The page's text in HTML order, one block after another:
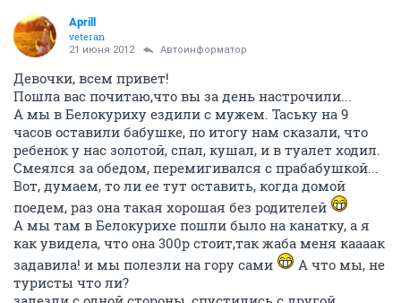
Aprill
veteran
21 июня 2012 Автоинформатор
Девочки, всем привет!
Пошла вас почитаю,что вы за день настрочили...
А мы в Белокуриху ездили с мужем. Таську на 9
часов оставили бабушке, по итогу нам сказали, что
ребенок у нас золотой, спал, кушал, и в туалет ходил.
Смеялся за обедом, перемигивался с прабабушкой...
Вот, думаем, то ли ее тут оставить, когда домой
поедем, раз она такая хорошая без родителей
А мы там в Белокурихе пошли было на канатку, а я
как увидела, что она 300р стоит,так жаба меня каааак
задавила! и мы полезли на гору сами
А что мы, не
туристы что ли?